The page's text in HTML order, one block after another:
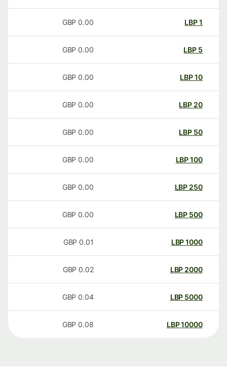
LBP
0.00
GBP
LBP
0.00
GBP
LBP
0.00
GBP
20
LBP
0.00
GBP
50
LBP
0.00
GBP
100
LBP
0.00
GBP
250
LBP
0.00
GBP
500
LBP
0.00
GBP
1000
LBP
0.01
GBP
2000
LBP
0.02
GBP
5000
LBP
0.04
GBP
10000
LBP
0.08
GBP